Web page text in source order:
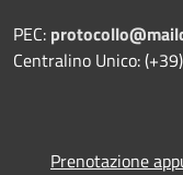
PEC:
Centralino Unico:
Prenotazione